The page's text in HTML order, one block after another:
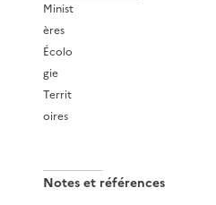
Minist
ères
Écolo
gie
Territ
oires
Notes et références